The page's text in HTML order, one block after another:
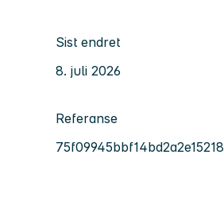
Sist endret
8. juli 2026
Referanse